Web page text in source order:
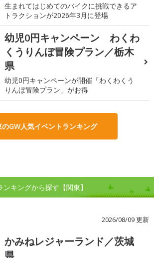
生まれてはじめてのバイクに挑戦できるア
トラクションが2026年3月に登場
幼児0円キャンペーン わくわ
くうりんぼ冒険プラン／栃木
県
幼児0円キャンペーンが開催「わくわくう
りんぼ冒険プラン」がお得
のGW人気イベントランキング
キングから探す【関東】
2026/08/09 更新
かみねレジャーランド／茨城